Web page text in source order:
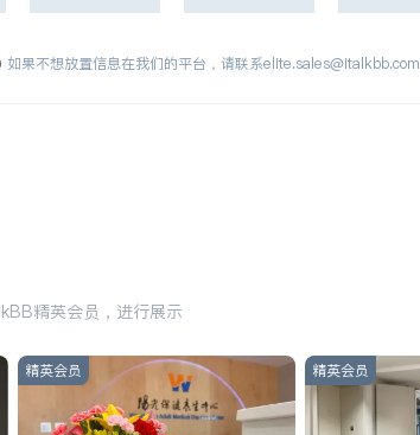
如果不想放置信息在我们的平台，请联系elite.sales@italkbb.com
精英会员，进行展示
精英会员 精英会员